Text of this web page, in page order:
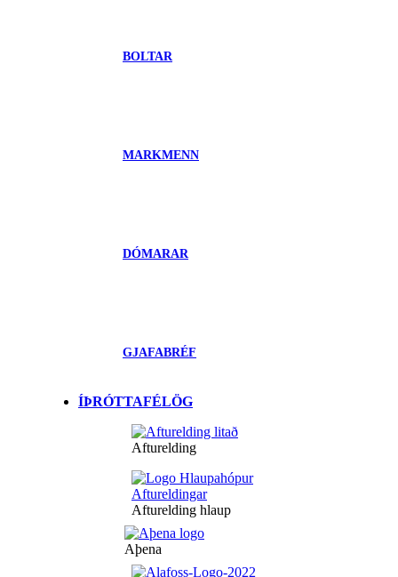
BOLTAR
MARKMENN
DÓMARAR
GJAFABRÉF
ÍÞRÓTTAFÉLÖG
Afturelding
Afturelding hlaup
Aþena